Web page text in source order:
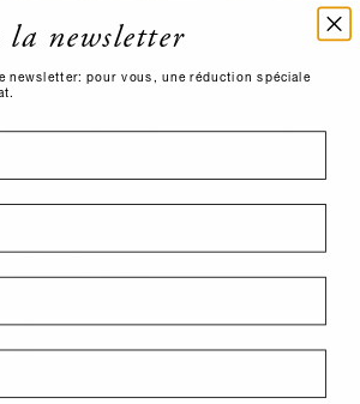
la newsletter
newsletter: pour vous, une réduction spéciale